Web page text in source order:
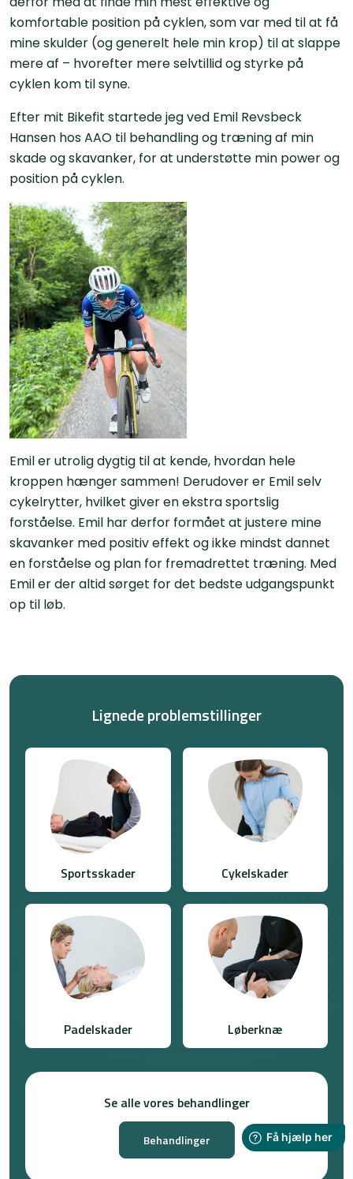
komfortable position på cyklen, som var med til at få
mine skulder (og generelt hele min krop) til at slappe
mere af – hvorefter mere selvtillid og styrke på
cyklen kom til syne.
Efter mit Bikefit startede jeg ved Emil Revsbeck
Hansen hos AAO til behandling og træning af min
skade og skavanker, for at understøtte min power og
position på cyklen.
Emil er utrolig dygtig til at kende, hvordan hele
kroppen hænger sammen! Derudover er Emil selv
cykelrytter, hvilket giver en ekstra sportslig
forståelse. Emil har derfor formået at justere mine
skavanker med positiv effekt og ikke mindst dannet
en forståelse og plan for fremadrettet træning. Med
Emil er der altid sørget for det bedste udgangspunkt
op til løb.
Lignede problemstillinger
Sportsskader Cykelskader
Padelskader Løberknæ
Se alle vores behandlinger
Behandlinger